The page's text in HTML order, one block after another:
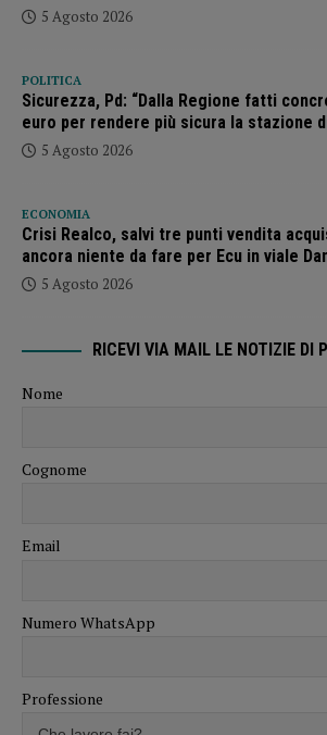
5 Agosto 2026
POLITICA
Sicurezza, Pd: “Dalla Regione fatti
euro per rendere più sicura la stazione
5 Agosto 2026
ECONOMIA
Crisi Realco, salvi tre punti vendita
ancora niente da fare per Ecu in viale
5 Agosto 2026
RICEVI VIA MAIL LE NOTIZIE DI
Nome
Cognome
Email
Numero WhatsApp
Professione